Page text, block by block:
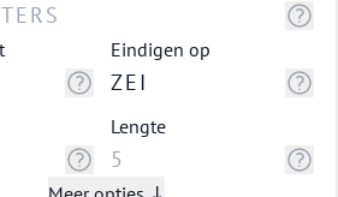
Eindigen op
Lengte